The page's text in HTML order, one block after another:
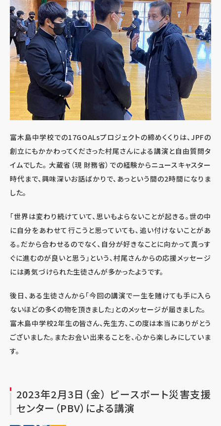
富木島中学校での17GOALsプロジェクトの締めくくりは、JPFの
創立にもかかわってくださった村尾さんによる講演と自由質問タ
イムでした。 大蔵省（現 財務省）での経験からニュースキャスター
時代まで、興味深いお話ばかりで、あっという間の2時間になりま
した。
「世界は変わり続けていて、思いもよらないことが起きる。世の中
に自分をあわせて行こうと思っていても、追い付けないことがあ
る。だから合わせるのでなく、自分が好きなことに向かって真っす
ぐに進むのが良いと思う」という、村尾さんからの応援メッセージ
には勇気づけられた生徒さんが多かったようです。
後日、ある生徒さんから「今回の講演で一生を賭けても手に入ら
ないほどの多くの物を頂きました」とのメッセージが届きました。
富木島中学校2年生の皆さん、先生方、この度は本当にありがとう
ございました。またお会い出来ることを、心から楽しみにしていま
す。
2023年2月3日（金） ピースボート災害支援
センター（PBV）による講演